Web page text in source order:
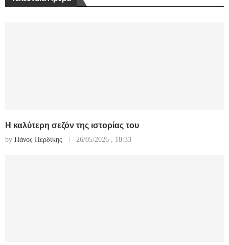
Η καλύτερη σεζόν της ιστορίας του
by Πάνος Περδίκης 26/05/2026 , 18:33